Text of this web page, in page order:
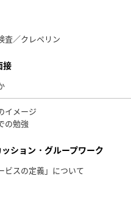
査／クレペリン
接
イメージ
の勉強
ション・グループワーク
ビスの定義」について